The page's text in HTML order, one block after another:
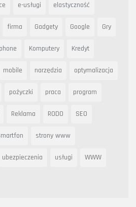
e-usługi elastyczność
firma Gadgety Google Gry
Komputery Kredyt
mobile narzędzia optymalizacja
pożyczki praca program
Reklama RODO SEO
strony www
ubezpieczenia usługi WWW